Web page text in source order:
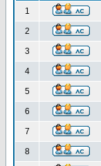
1
2
3
4
5
6
7
8